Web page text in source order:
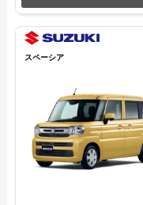
スペーシア